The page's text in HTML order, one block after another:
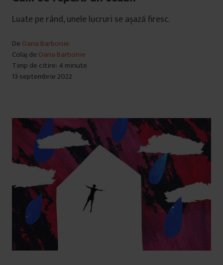
Luate pe rând, unele lucruri se așază firesc.
De Oana Barbonie
Colaj de Oana Barbonie
Timp de citire: 4 minute
13 septembrie 2022